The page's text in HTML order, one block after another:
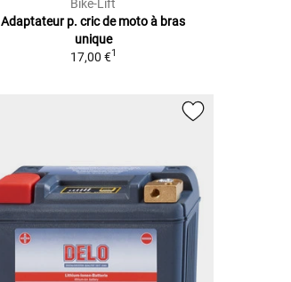
Bike-Lift
Adaptateur p. cric de moto à bras
unique
17,00 €1